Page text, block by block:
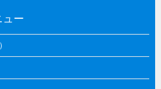
ュー